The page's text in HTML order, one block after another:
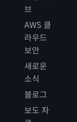
브
AWS 클
라우드
보안
새로운
소식
블로그
보도 자